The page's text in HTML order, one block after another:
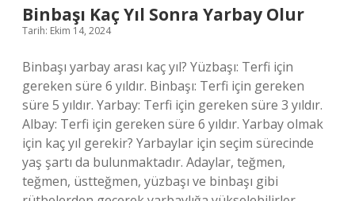
Binbaşı Kaç Yıl Sonra Yarbay Olur
Tarih: Ekim 14, 2024
Binbaşı yarbay arası kaç yıl? Yüzbaşı: Terfi için
gereken süre 6 yıldır. Binbaşı: Terfi için gereken
süre 5 yıldır. Yarbay: Terfi için gereken süre 3 yıldır.
Albay: Terfi için gereken süre 6 yıldır. Yarbay olmak
için kaç yıl gerekir? Yarbaylar için seçim sürecinde
yaş şartı da bulunmaktadır. Adaylar, teğmen,
teğmen, üstteğmen, yüzbaşı ve binbaşı gibi